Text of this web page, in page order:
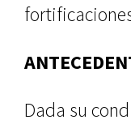
Dada su